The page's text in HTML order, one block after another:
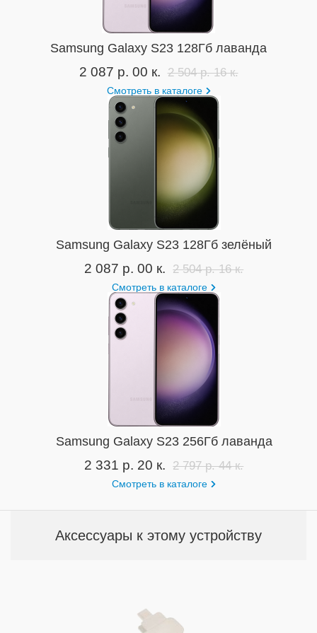
Samsung Galaxy S23 128Гб лаванда
2 087 р. 00 к. 2 504 р. 16 к.
Смотреть в каталоге
Samsung Galaxy S23 128Гб зелёный
2 087 р. 00 к. 2 504 р. 16 к.
Смотреть в каталоге
Samsung Galaxy S23 256Гб лаванда
2 331 р. 20 к. 2 797 р. 44 к.
Смотреть в каталоге
Аксессуары к этому устройству